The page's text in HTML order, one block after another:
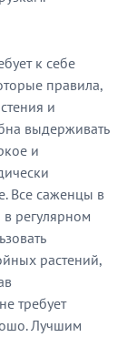
к себе
правила,
и
выдерживать
и
Все саженцы в
регулярном
растений,
требует
Лучшим